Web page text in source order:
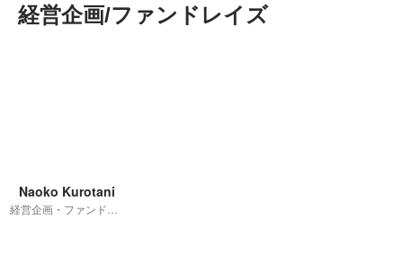
経営企画/ファンドレイズ
Naoko Kurotani